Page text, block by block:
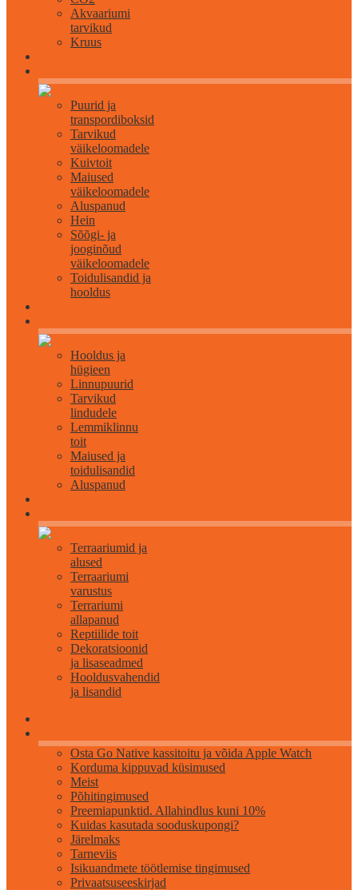
Akvaariumi
tarvikud
Kruus
Puurid ja
transpordiboksid
Tarvikud
väikeloomadele
Kuivtoit
Maiused
väikeloomadele
Aluspanud
Hein
Sõõgi- ja
jooginõud
väikeloomadele
Toidulisandid ja
hooldus
Hooldus ja
hügieen
Linnupuurid
Tarvikud
lindudele
Lemmiklinnu
toit
Maiused ja
toidulisandid
Aluspanud
Terraariumid ja
alused
Terraariumi
varustus
Terrariumi
allapanud
Reptiilide toit
Dekoratsioonid
ja lisaseadmed
Hooldusvahendid
ja lisandid
Osta Go Native kassitoitu ja võida Apple Watch
Korduma kippuvad küsimused
Meist
Põhitingimused
Preemiapunktid. Allahindlus kuni 10%
Kuidas kasutada sooduskupongi?
Järelmaks
Tarneviis
Isikuandmete töötlemise tingimused
Privaatsuseeskirjad